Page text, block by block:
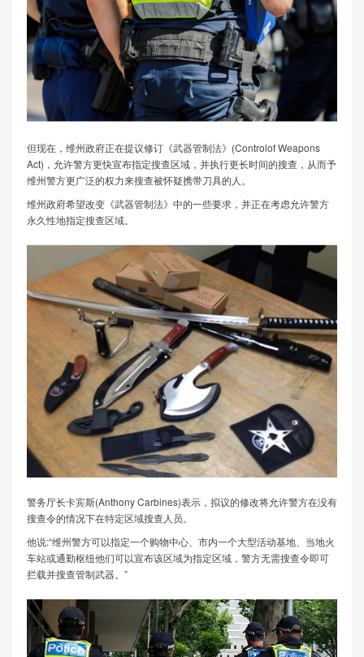
但现在，维州政府正在提议修订《武器管制法》(Controlof Weapons
Act)，允许警方更快宣布指定搜查区域，并执行更长时间的搜查，从而予
维州警方更广泛的权力来搜查被怀疑携带刀具的人。
维州政府希望改变《武器管制法》中的一些要求，并正在考虑允许警方
永久性地指定搜查区域。
警务厅长卡宾斯(Anthony Carbines)表示，拟议的修改将允许警方在没有
搜查令的情况下在特定区域搜查人员。
他说:“维州警方可以指定一个购物中心、市内一个大型活动基地、当地火
车站或通勤枢纽他们可以宣布该区域为指定区域，警方无需搜查令即可
拦载并搜查管制武器。”